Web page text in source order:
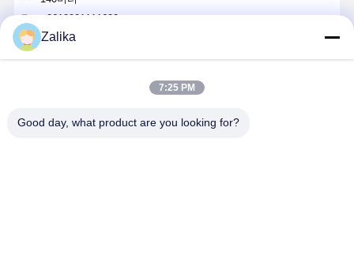
+8618901111622
Zalika
7:25 PM
Good day, what product are you looking for?